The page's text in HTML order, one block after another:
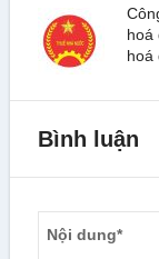
hoá
hoá
Bình luận